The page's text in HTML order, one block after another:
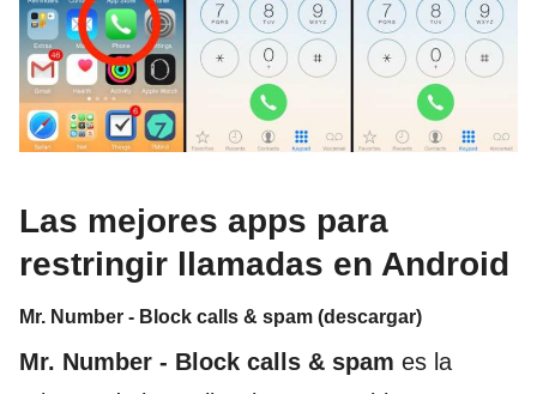
Las mejores apps para
restringir llamadas en Android
Mr. Number - Block calls & spam (descargar)
Mr. Number - Block calls & spam es la